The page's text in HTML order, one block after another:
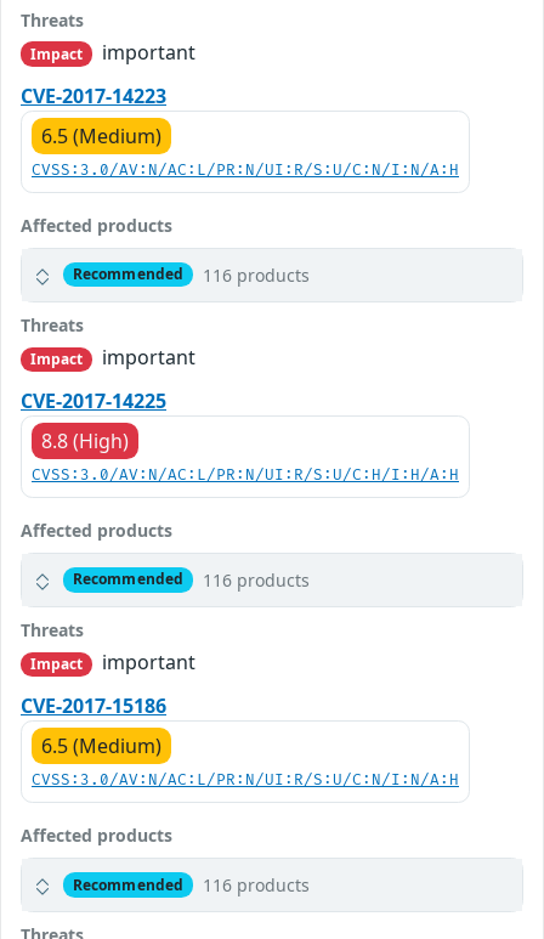
Threats
Impact
important
CVE-2017-14223
6.5 (Medium)
CVSS:3.0/AV:N/AC:L/PR:N/UI:R/S:U/C:N/I:N/A:H
Affected products
Recommended 116 products
Threats
Impact
important
CVE-2017-14225
8.8 (High)
CVSS:3.0/AV:N/AC:L/PR:N/UI:R/S:U/C:H/I:H/A:H
Affected products
Recommended 116 products
Threats
Impact
important
CVE-2017-15186
6.5 (Medium)
CVSS:3.0/AV:N/AC:L/PR:N/UI:R/S:U/C:N/I:N/A:H
Affected products
Recommended 116 products